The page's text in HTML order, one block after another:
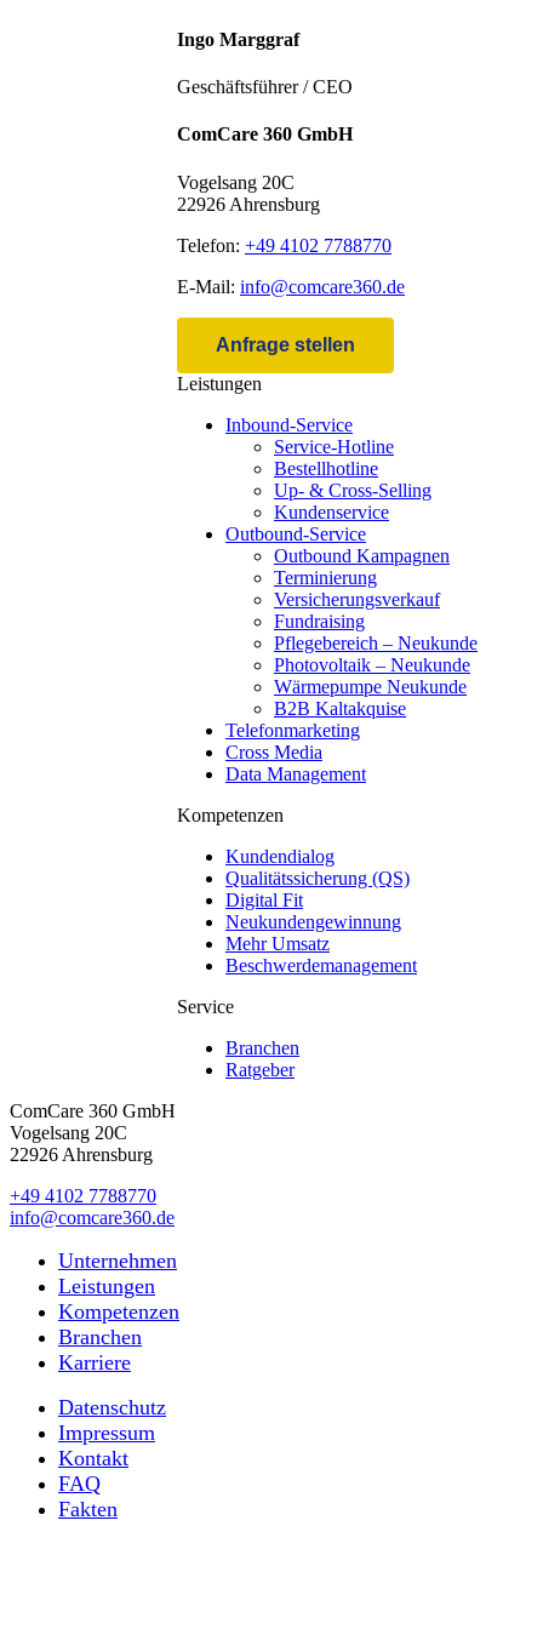
Ingo Marggraf
Geschäftsführer / CEO
ComCare 360 GmbH
Vogelsang 20C
22926 Ahrensburg
Telefon: +49 4102 7788770
E-Mail: info@comcare360.de
Anfrage stellen
Leistungen
Inbound-Service
Service-Hotline
Bestellhotline
Up- & Cross-Selling
Kundenservice
Outbound-Service
Outbound Kampagnen
Terminierung
Versicherungsverkauf
Fundraising
Pflegebereich – Neukunde
Photovoltaik – Neukunde
Wärmepumpe Neukunde
B2B Kaltakquise
Telefonmarketing
Cross Media
Data Management
Kompetenzen
Kundendialog
Qualitätssicherung (QS)
Digital Fit
Neukundengewinnung
Mehr Umsatz
Beschwerdemanagement
Service
Branchen
Ratgeber
ComCare 360 GmbH
Vogelsang 20C
22926 Ahrensburg
+49 4102 7788770
info@comcare360.de
Unternehmen
Leistungen
Kompetenzen
Branchen
Karriere
Datenschutz
Impressum
Kontakt
FAQ
Fakten